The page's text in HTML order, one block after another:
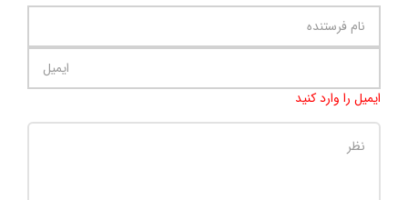
ایمیل را وارد کنید